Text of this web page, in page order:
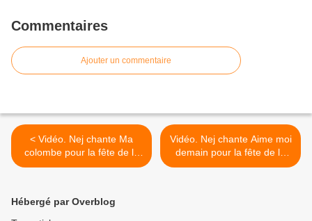
Commentaires
Ajouter un commentaire
< Vidéo. Nej chante Ma
colombe pour la fête de la
musique 2023 à Aulnay-
Vidéo. Nej chante Aime moi
demain pour la fête de la
musique 2023 à Aulnay-
Hébergé par Overblog